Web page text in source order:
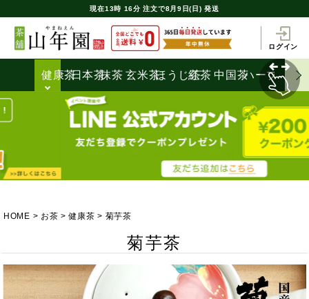
現在13時 16分 注文で8月9日(日) 発送
ログイン
健康茶日本茶抹茶 玄米茶ほうじ茶
紅茶 中国茶ハーブティ
HOME お茶 健康茶 菊芋茶
菊芋茶